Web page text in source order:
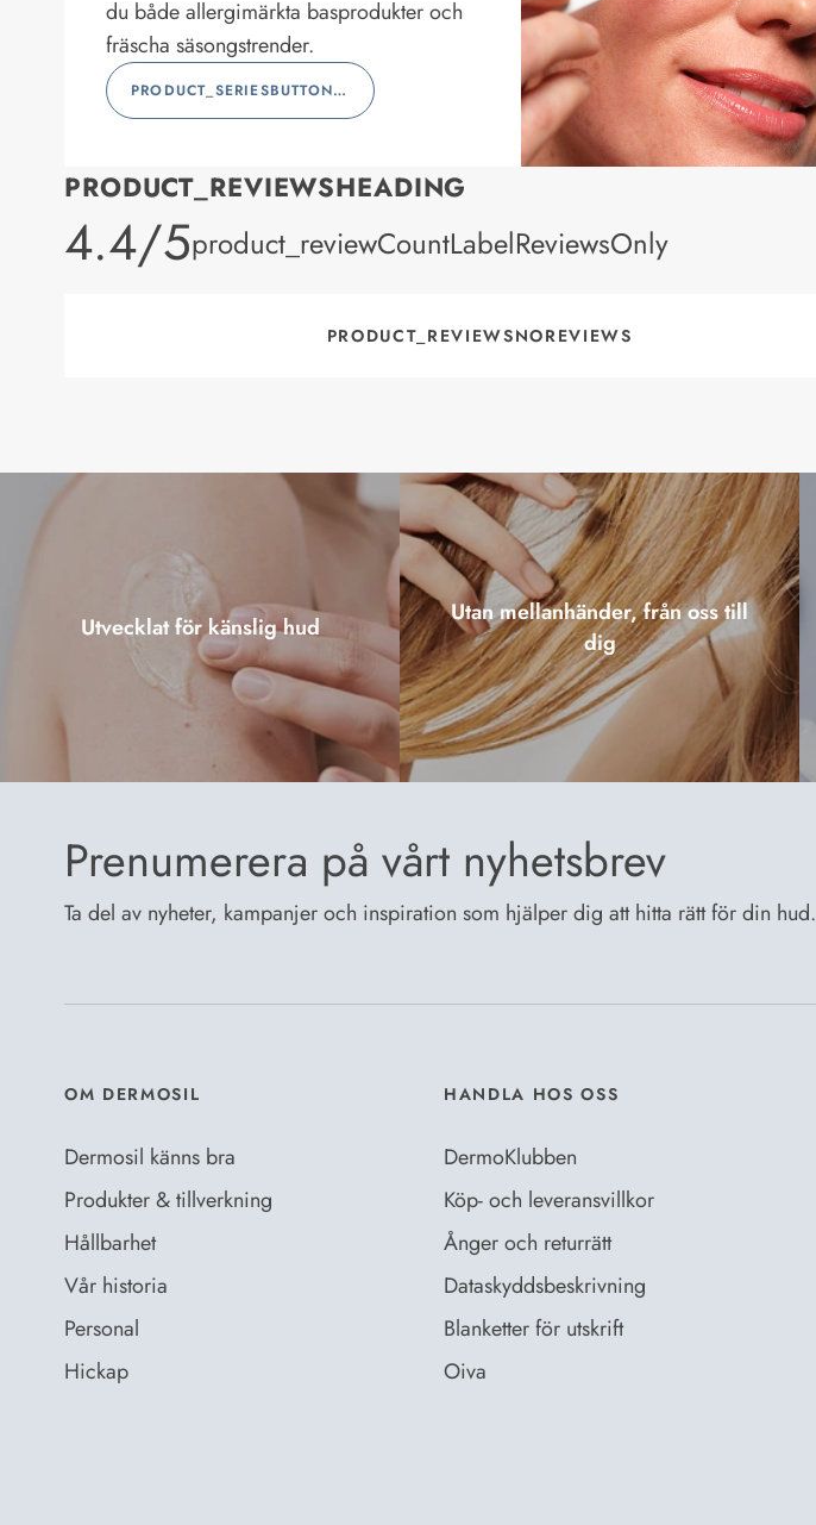
du både allergimärkta basprodukter och
fräscha säsongstrender.
PRODUCT_SERIESBUTTONLABEL
PRODUCT_REVIEWSHEADING
product_rating
4.4/5product_reviewCountLabelReviewsOnly
PRODUCT_REVIEWSNOREVIEWS
Utvecklat för känslig hud
Utan mellanhänder, från oss till
dig
Prenumerera på vårt nyhetsbrev
Ta del av nyheter, kampanjer och inspiration som hjälper dig att hitta rätt för din hud.
OM DERMOSIL
Dermosil känns bra
Produkter & tillverkning
Hållbarhet
Vår historia
Personal
Hickap
HANDLA HOS OSS
DermoKlubben
Köp- och leveransvillkor
Ånger och returrätt
Dataskyddsbeskrivning
Blanketter för utskrift
Oiva